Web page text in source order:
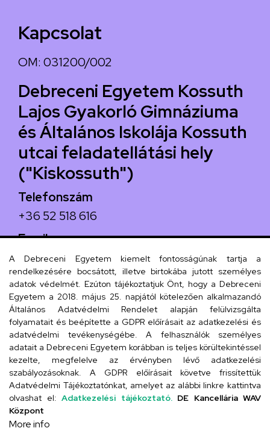
Kapcsolat
OM: 031200/002
Debreceni Egyetem Kossuth
Lajos Gyakorló Gimnáziuma
és Általános Iskolája Kossuth
utcai feladatellátási hely
("Kiskossuth")
Telefonszám
+36 52 518 616
Email
iskola@kossuth-alt.unideb.hu
Cím
4024 Debrecen, Kossuth utca 33.
Szervezeti telefonkönyv
UD telefonkönyv
A Debreceni Egyetem kiemelt fontosságúnak tartja a
rendelkezésére bocsátott, illetve birtokába jutott személyes
adatok védelmét. Ezúton tájékoztatjuk Önt, hogy a Debreceni
Egyetem a 2018. május 25. napjától kötelezően alkalmazandó
Általános Adatvédelmi Rendelet alapján felülvizsgálta
folyamatait és beépítette a GDPR előírásait az adatkezelési és
adatvédelmi tevékenységébe. A felhasználók személyes
adatait a Debreceni Egyetem korábban is teljes körültekintéssel
kezelte, megfelelve az érvényben lévő adatkezelési
szabályozásoknak. A GDPR előírásait követve frissítettük
Adatvédelmi Tájékoztatónkat, amelyet az alábbi linkre kattintva
olvashat el: Adatkezelési tájékoztató. DE Kancellária WAV
Központ
More info